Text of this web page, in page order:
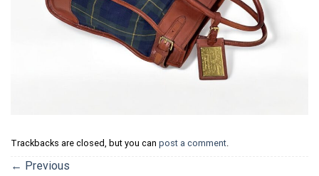
Trackbacks are closed, but you can post a comment.
← Previous